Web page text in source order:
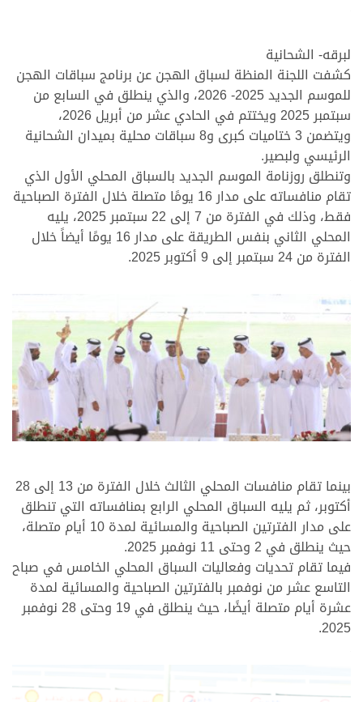
لبرقه- الشحانية
كشفت اللجنة المنظة لسباق الهجن عن برنامج سباقات الهجن
للموسم الجديد 2025- 2026، والذي ينطلق في السابع من
سبتمبر 2025 ويختتم في الحادي عشر من أبريل 2026،
ويتضمن 3 ختاميات كبرى و8 سباقات محلية بميدان الشحانية
الرئيسي ولبصير.
وتنطلق روزنامة الموسم الجديد بالسباق المحلي الأول الذي
تقام منافساته على مدار 16 يومًا متصلة خلال الفترة الصباحية
فقط، وذلك في الفترة من 7 إلى 22 سبتمبر 2025، يليه
المحلي الثاني بنفس الطريقة على مدار 16 يومًا أيضاً خلال
الفترة من 24 سبتمبر إلى 9 أكتوبر 2025.
.
بينما تقام منافسات المحلي الثالث خلال الفترة من 13 إلى 28
أكتوبر، ثم يليه السباق المحلي الرابع بمنافساته التي تنطلق
على مدار الفترتين الصباحية والمسائية لمدة 10 أيام متصلة،
حيث ينطلق في 2 وحتى 11 نوفمبر 2025.
فيما تقام تحديات وفعاليات السباق المحلي الخامس في صباح
التاسع عشر من نوفمبر بالفترتين الصباحية والمسائية لمدة
عشرة أيام متصلة أيضًا، حيث ينطلق في 19 وحتى 28 نوفمبر
2025.